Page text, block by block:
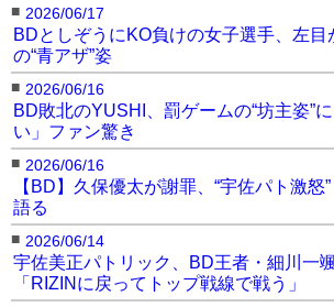
■ 2026/06/17
BDとしぞうにKO負けの女子選手、左目
の“青アザ”姿
■ 2026/06/16
BD敗北のYUSHI、罰ゲームの“坊主姿”
い」ファン驚き
■ 2026/06/16
【BD】久保優太が謝罪、“宇佐パト激怒
語る
■ 2026/06/14
宇佐美正パトリック、BD王者・細川一
「RIZINに戻ってトップ戦線で戦う」